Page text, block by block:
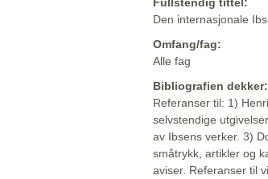
Den internasjonale
Omfang/fag:
Alle fag
Bibliografien dekker:
Referanser til: 1)
selvstendige
av Ibsens verker. 3)
småtrykk, artikler og
aviser. Referanser til